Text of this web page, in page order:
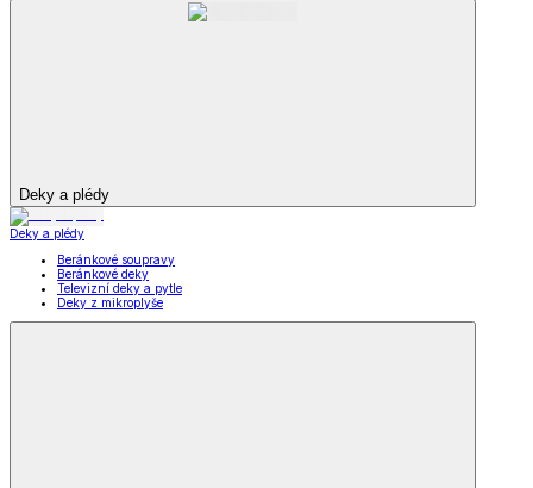
Deky a plédy
Deky a plédy
Beránkové soupravy
Beránkové deky
Televizní deky a pytle
Deky z mikroplyše